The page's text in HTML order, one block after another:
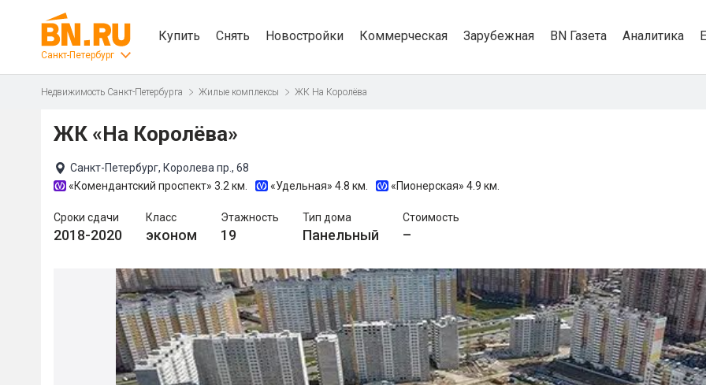
Санкт-Петербург
Купить Снять Новостройки Коммерческая Зарубежная BN Газета Аналитика
Недвижимость Санкт-Петербурга Жилые комплексы ЖК На Королёва
ЖК «На Королёва»
Санкт-Петербург, Королева пр., 68
«Комендантский проспект» 3.2 км. «Удельная» 4.8 км. «Пионерская» 4.9 км.
Сроки сдачи
2018-2020
Класс
эконом
Этажность
19
Тип дома
Панельный
Стоимость
–